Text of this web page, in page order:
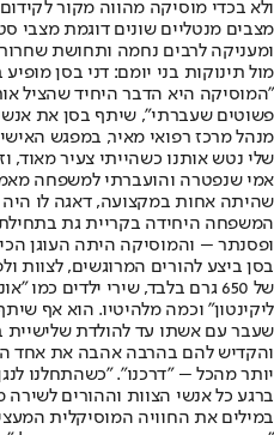
ולא בכדי מוסיקה מהווה מקור
מצבים מנטליים שונים דוגמת מצבי
ומעניקה לרבים נחמה ותחושת
מול תינוקות בני יומם: דני בסן
"המוסיקה היא הדבר היחיד שהציל
פשוטים שעברתי", שיתף בסן את
מנהל מרכז רפואי מאיר, במפגש
שלי נטש אותנו כשהייתי צעיר מאוד,
אמי שנפטרה והועברתי למשפחה
שהיתה אחות במקצועה, דאגה לו היה
ופסנתר – והמוסיקה היתה העוגן
בסן ביצע להורים המרוגשים, לצוות
של 650 גרם בלבד, שירי ילדים
ליקינטון" וכמה מלהיטיו. הוא אף
שעבר עם אשתו עד להולדת שלישיית
והקדיש להם בהרבה אהבה את אחד
יותר מהכל – "דרכנו". "כשהתחלנו
ברגע כל אנשי הצוות וההורים
במילים את החוויה המוסיקלית